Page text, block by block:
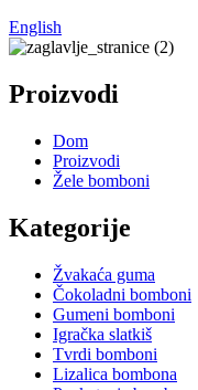
English
Proizvodi
Dom
Proizvodi
Žele bomboni
Kategorije
Žvakaća guma
Čokoladni bomboni
Gumeni bomboni
Igračka slatkiš
Tvrdi bomboni
Lizalica bombona